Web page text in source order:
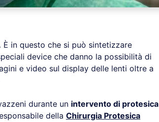
È in questo che si può sintetizzare
device che danno la possibilità di
e video sul display delle lenti oltre a
durante un intervento di protesica
della Chirurgia Protesica